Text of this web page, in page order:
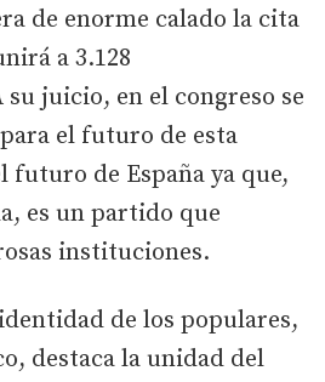
de enorme calado la cita
a 3.128
juicio, en el congreso se
el futuro de esta
futuro de España ya que,
es un partido que
instituciones.
de los populares,
destaca la unidad del